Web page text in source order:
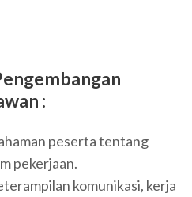
:
peserta tentang
pekerjaan.
komunikasi, kerja